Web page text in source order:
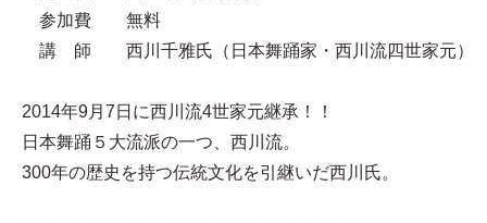
参加費 無料
講 師 西川千雅氏（日本舞踊家・西川流四世家元）
2014年9月7日に西川流4世家元継承！！
日本舞踊５大流派の一つ、西川流。
300年の歴史を持つ伝統文化を引継いだ西川氏。